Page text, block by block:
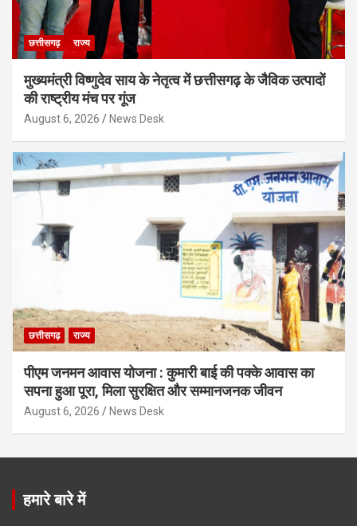
छत्तीसगढ़ राज्य
मुख्यमंत्री विष्णुदेव साय के नेतृत्व में छत्तीसगढ़ के जैविक उत्पादों
की राष्ट्रीय मंच पर गूंज
August 6, 2026 News Desk
छत्तीसगढ़ राज्य
पीएम जनमन आवास योजना : कुमारी बाई की पक्के आवास का
सपना हुआ पूरा, मिला सुरक्षित और सम्मानजनक जीवन
August 6, 2026 News Desk
हमारे बारे में